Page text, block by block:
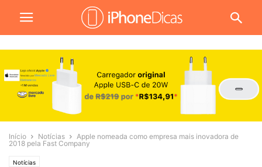
Início Notícias
Apple nomeada como empresa mais inovadora de
2018 pela Fast Company
Notícias